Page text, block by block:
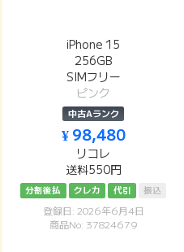
iPhone 15
256GB
SIMフリー
ピンク
中古Aランク
¥ 98,480
リコレ
送料550円
分割後払 クレカ 代引 振込
登録日: 2026年6月4日
商品No: 37824679